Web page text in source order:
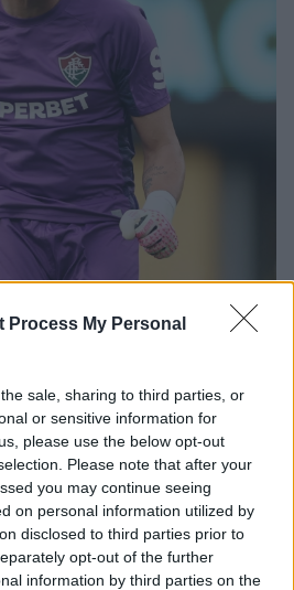
Process My Personal
sale, sharing to third parties, or
or sensitive information for
please use the below opt-out
Please note that after your
you may continue seeing
on personal information utilized by
disclosed to third parties prior to
opt-out of the further
information by third parties on the
Ο 44χρονος Φάμπιο
Φλουμινένσε είναι ο
αγωνίζεται στο Παγκόσμιο
καταρρίπτει το ένα ρεκόρ